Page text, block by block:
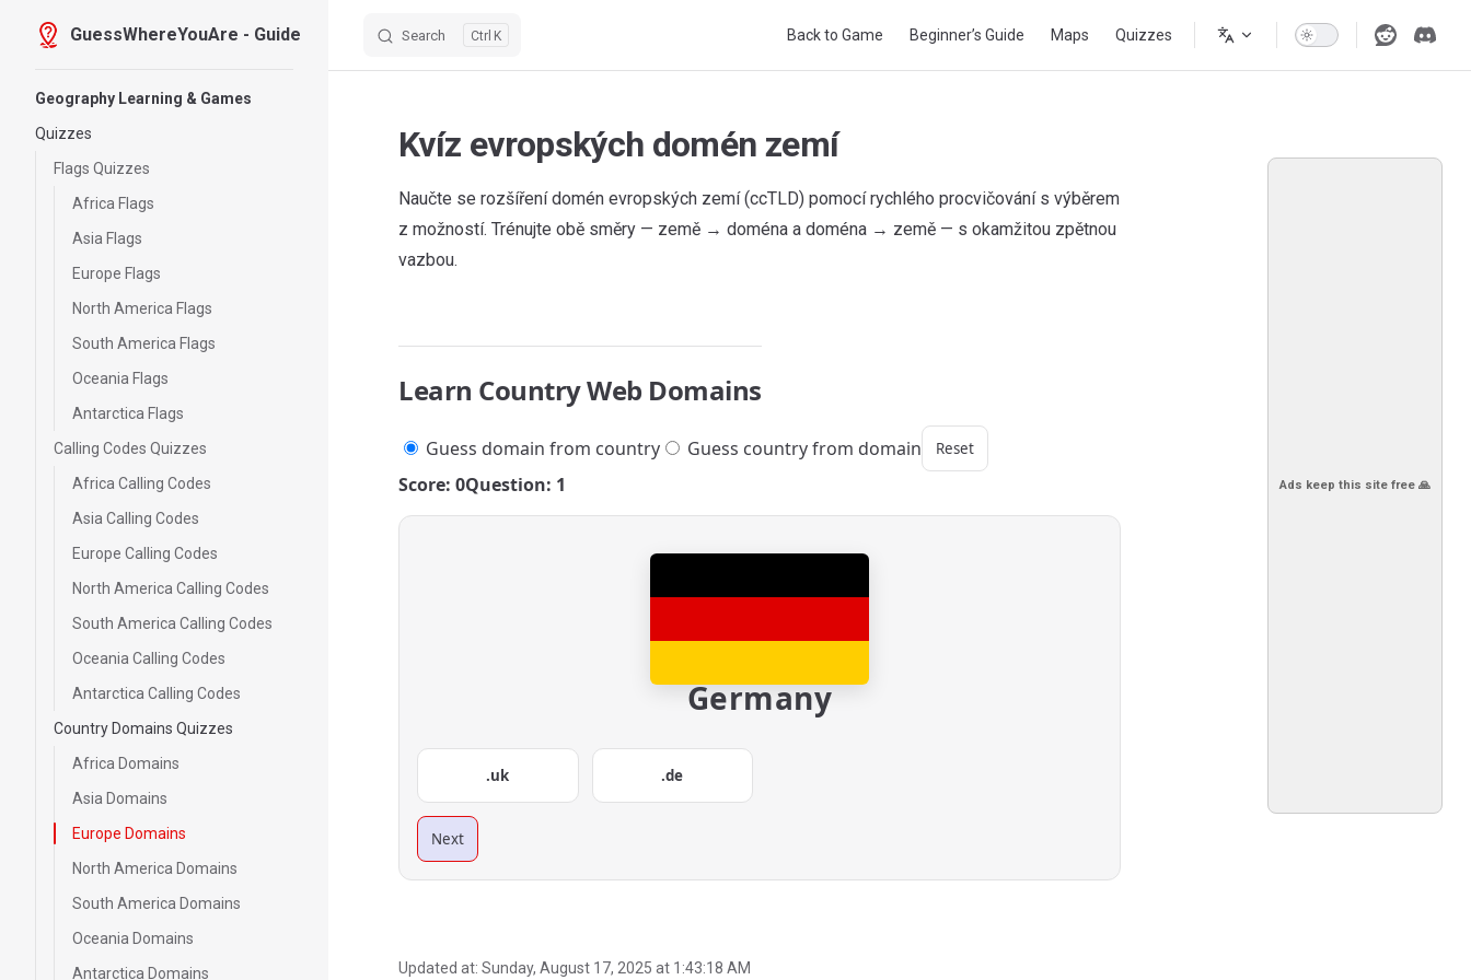
Skip to content
GuessWhereYouAre - Guide Search K Back to Game Beginner’s Guide Maps Quizzes
Geography Learning & Games
Quizzes
Flags Quizzes
Africa Flags
Asia Flags
Europe Flags
North America Flags
South America Flags
Oceania Flags
Antarctica Flags
Calling Codes Quizzes
Africa Calling Codes
Asia Calling Codes
Europe Calling Codes
North America Calling Codes
South America Calling Codes
Oceania Calling Codes
Antarctica Calling Codes
Country Domains Quizzes
Africa Domains
Asia Domains
Europe Domains
North America Domains
South America Domains
Oceania Domains
Antarctica Domains
Ads keep this site free 🙏
Kvíz evropských domén zemí
Naučte se rozšíření domén evropských zemí (ccTLD) pomocí rychlého procvičování s výběrem
z možností. Trénujte obě směry — země → doména a doména → země — s okamžitou zpětnou
vazbou.
Learn Country Web Domains
Guess domain from country Guess country from domain Reset
Score: 0Question: 1
Germany
.uk .de
Next
Updated at: Sunday, August 17, 2025 at 1:43:18 AM